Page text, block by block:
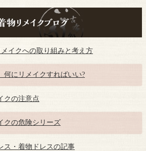
イクへの取り組みと考え方
にリメイクすればいい?
の注意点
の危険シリーズ
ス・着物ドレスの記事